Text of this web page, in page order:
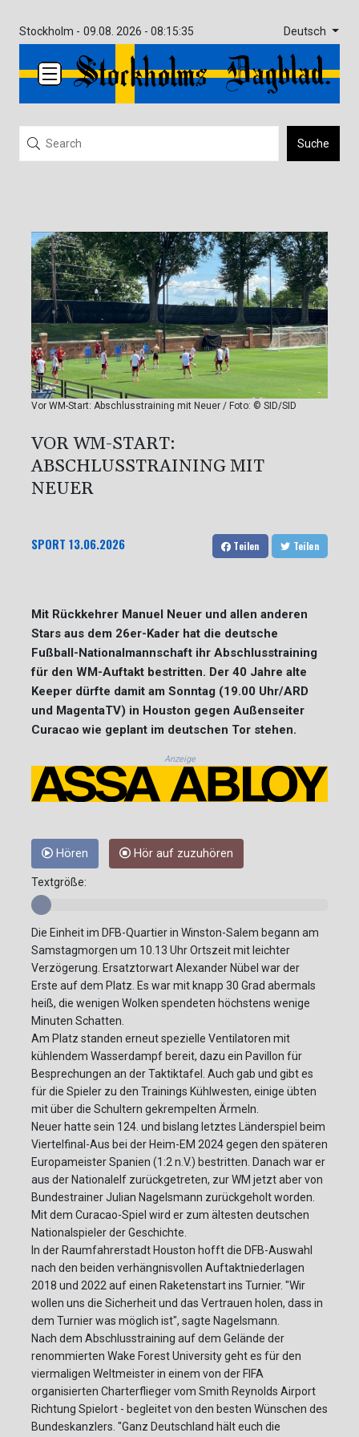
Stockholm - 09.08. 2026 - 08:15:35 Deutsch
Suche
Vor WM-Start: Abschlusstraining mit Neuer / Foto: © SID/SID
VOR WM-START:
ABSCHLUSSTRAINING MIT
NEUER
SPORT 13.06.2026 Teilen Teilen
Mit Rückkehrer Manuel Neuer und allen anderen
Stars aus dem 26er-Kader hat die deutsche
Fußball-Nationalmannschaft ihr Abschlusstraining
für den WM-Auftakt bestritten. Der 40 Jahre alte
Keeper dürfte damit am Sonntag (19.00 Uhr/ARD
und MagentaTV) in Houston gegen Außenseiter
Curacao wie geplant im deutschen Tor stehen.
Anzeige
Hören Hör auf zuzuhören
Textgröße:
Die Einheit im DFB-Quartier in Winston-Salem begann am
Samstagmorgen um 10.13 Uhr Ortszeit mit leichter
Verzögerung. Ersatztorwart Alexander Nübel war der
Erste auf dem Platz. Es war mit knapp 30 Grad abermals
heiß, die wenigen Wolken spendeten höchstens wenige
Minuten Schatten.
Am Platz standen erneut spezielle Ventilatoren mit
kühlendem Wasserdampf bereit, dazu ein Pavillon für
Besprechungen an der Taktiktafel. Auch gab und gibt es
für die Spieler zu den Trainings Kühlwesten, einige übten
mit über die Schultern gekrempelten Ärmeln.
Neuer hatte sein 124. und bislang letztes Länderspiel beim
Viertelfinal-Aus bei der Heim-EM 2024 gegen den späteren
Europameister Spanien (1:2 n.V.) bestritten. Danach war er
aus der Nationalelf zurückgetreten, zur WM jetzt aber von
Bundestrainer Julian Nagelsmann zurückgeholt worden.
Mit dem Curacao-Spiel wird er zum ältesten deutschen
Nationalspieler der Geschichte.
In der Raumfahrerstadt Houston hofft die DFB-Auswahl
nach den beiden verhängnisvollen Auftaktniederlagen
2018 und 2022 auf einen Raketenstart ins Turnier. "Wir
wollen uns die Sicherheit und das Vertrauen holen, dass in
dem Turnier was möglich ist", sagte Nagelsmann.
Nach dem Abschlusstraining auf dem Gelände der
renommierten Wake Forest University geht es für den
viermaligen Weltmeister in einem von der FIFA
organisierten Charterflieger vom Smith Reynolds Airport
Richtung Spielort - begleitet von den besten Wünschen des
Bundeskanzlers. "Ganz Deutschland hält euch die